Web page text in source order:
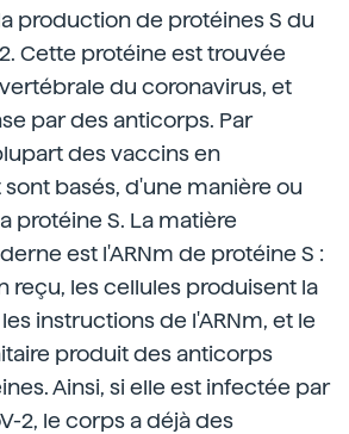
production de protéines S du
Cette protéine est trouvée
du coronavirus, et
par des anticorps. Par
des vaccins en
basés, d'une manière ou
protéine S. La matière
est l'ARNm de protéine S :
reçu, les cellules produisent la
instructions de l'ARNm, et le
produit des anticorps
Ainsi, si elle est infectée par
2, le corps a déjà des